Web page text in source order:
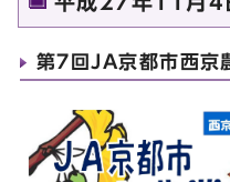
第7回JA京都市西京